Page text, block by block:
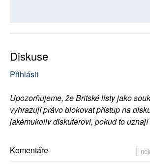
Diskuse
Přihlásit
Upozorňujeme, že Britské listy jako
vyhrazují právo blokovat přístup na
jakémukoliv diskutérovi, pokud to
Komentáře